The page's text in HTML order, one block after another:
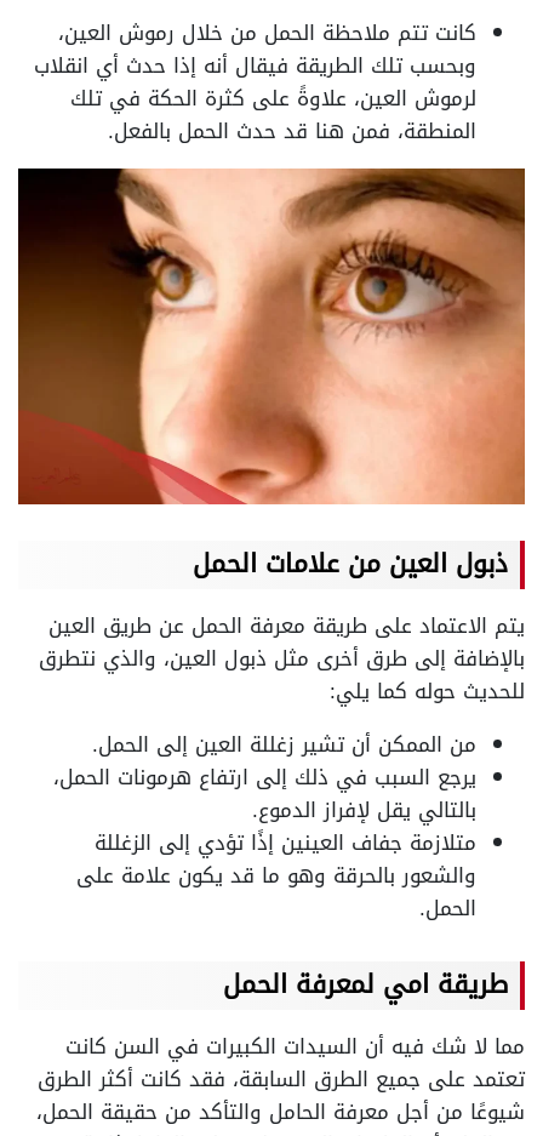
كانت تتم ملاحظة الحمل من خلال رموش العين،
وبحسب تلك الطريقة فيقال أنه إذا حدث أي انقلاب
لرموش العين، علاوةً على كثرة الحكة في تلك
المنطقة، فمن هنا قد حدث الحمل بالفعل.
ذبول العين من علامات الحمل
يتم الاعتماد على طريقة معرفة الحمل عن طريق العين
بالإضافة إلى طرق أخرى مثل ذبول العين، والذي نتطرق
للحديث حوله كما يلي:
من الممكن أن تشير زغللة العين إلى الحمل.
يرجع السبب في ذلك إلى ارتفاع هرمونات الحمل،
بالتالي يقل لإفراز الدموع.
متلازمة جفاف العينين إذًا تؤدي إلى الزغللة
والشعور بالحرقة وهو ما قد يكون علامة على
الحمل.
طريقة امي لمعرفة الحمل
مما لا شك فيه أن السيدات الكبيرات في السن كانت
تعتمد على جميع الطرق السابقة، فقد كانت أكثر الطرق
شيوعًا من أجل معرفة الحامل والتأكد من حقيقة الحمل،